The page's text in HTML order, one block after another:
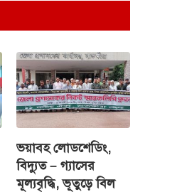
ভয়াবহ লোডশেডিং,
বিদ্যুত – গ্যাসের
মূল্যবৃদ্ধি, ভূতুড়ে বিল